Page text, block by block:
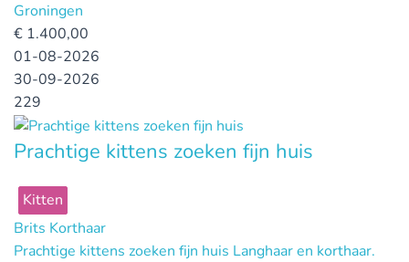
Groningen
€ 1.400,00
01-08-2026
30-09-2026
229
Prachtige kittens zoeken fijn huis
Kitten
Brits Korthaar
Prachtige kittens zoeken fijn huis Langhaar en korthaar.